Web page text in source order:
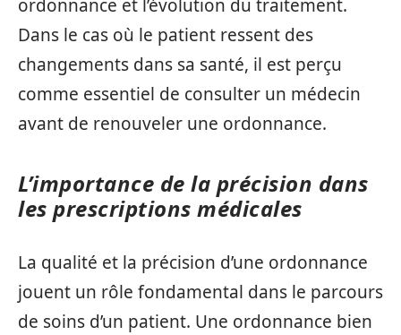
ordonnance et l’évolution du traitement.
Dans le cas où le patient ressent des
changements dans sa santé, il est perçu
comme essentiel de consulter un médecin
avant de renouveler une ordonnance.
L’importance de la précision dans
les prescriptions médicales
La qualité et la précision d’une ordonnance
jouent un rôle fondamental dans le parcours
de soins d’un patient. Une ordonnance bien